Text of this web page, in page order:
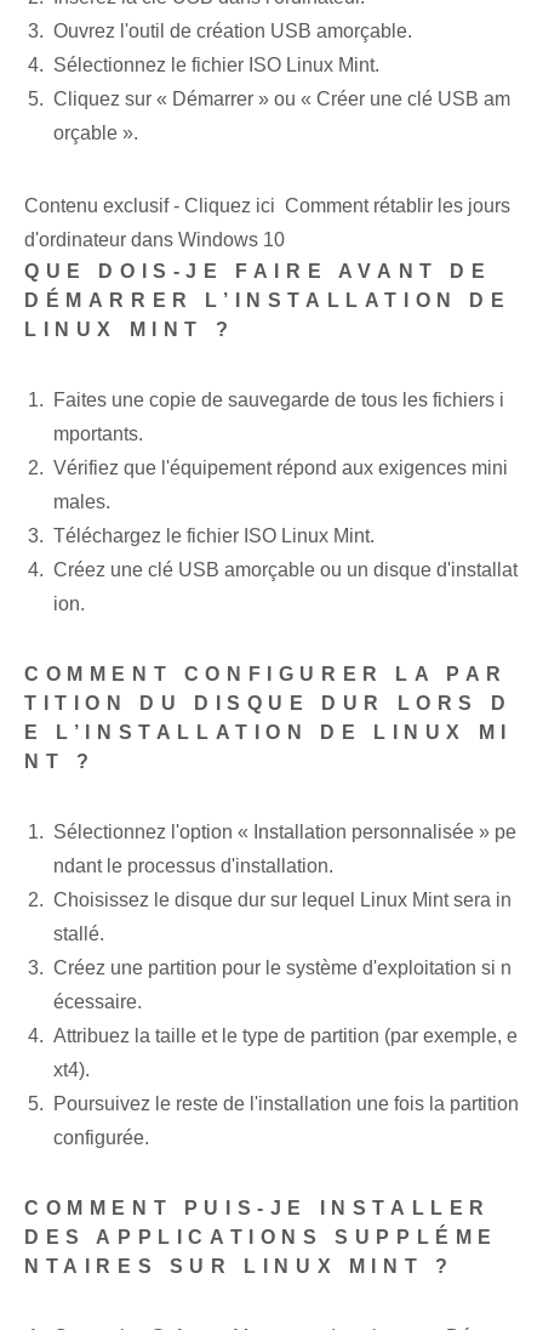
Ouvrez l'outil de création USB amorçable.
Sélectionnez le fichier ISO Linux Mint.
Cliquez sur « Démarrer » ou « Créer une clé USB am
orçable ».
Contenu exclusif - Cliquez ici Comment rétablir les jours
d'ordinateur dans Windows 10
QUE DOIS-JE FAIRE AVANT DE
DÉMARRER L’INSTALLATION DE
LINUX MINT ?
Faites une copie de sauvegarde de tous les fichiers i
mportants.
Vérifiez que l'équipement répond aux exigences mini
males.
Téléchargez le fichier ISO Linux‍ Mint.
Créez une clé USB amorçable ou un disque d'installat
ion.
COMMENT CONFIGURER LA PAR
TITION DU DISQUE DUR LORS D
E L’INSTALLATION DE LINUX MI
NT ?
Sélectionnez l'option « Installation personnalisée » pe
ndant le processus d'installation.
Choisissez le disque dur sur lequel Linux Mint sera in
stallé.
Créez une partition pour le système d'exploitation si n
écessaire.
Attribuez la taille et le type de partition (par exemple, e
xt4).
Poursuivez le reste de l'installation une fois la partition
configurée.
COMMENT PUIS-JE INSTALLER
DES APPLICATIONS SUPPLÉME
NTAIRES SUR LINUX MINT ?